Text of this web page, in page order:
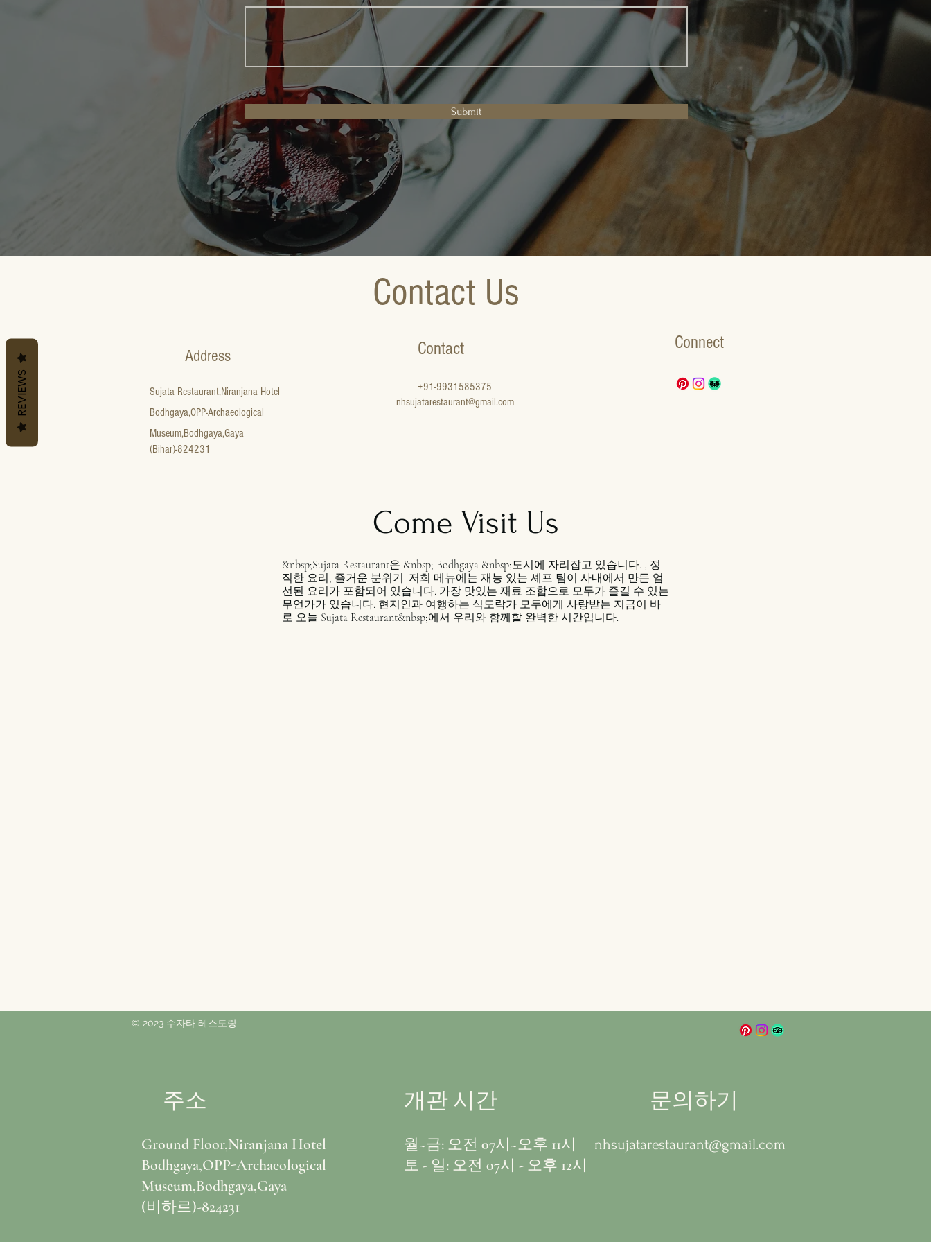
Submit
Contact Us
Address
Sujata Restaurant,Niranjana Hotel
Bodhgaya,OPP-Archaeological
Museum,Bodhgaya,Gaya
(Bihar)-824231
Contact
+91-9931585375
nhsujatarestaurant@gmail.com
Connect
Come Visit Us
&nbsp;Sujata Restaurant은 &nbsp; Bodhgaya &nbsp;도시에 자리잡고 있습니다. , 정
직한 요리, 즐거운 분위기. 저희 메뉴에는 재능 있는 셰프 팀이 사내에서 만든 엄
선된 요리가 포함되어 있습니다. 가장 맛있는 재료 조합으로 모두가 즐길 수 있는
무언가가 있습니다. 현지인과 여행하는 식도락가 모두에게 사랑받는 지금이 바
로 오늘 Sujata Restaurant&nbsp;에서 우리와 함께할 완벽한 시간입니다.
© 2023 수자타 레스토랑
주소
Ground Floor,Niranjana Hotel
Bodhgaya,OPP-Archaeological
Museum,Bodhgaya,Gaya
(비하르)-824231
개관 시간 문의하기
월~금: 오전 07시~오후 11시
​​토 - 일: 오전 07시 - 오후 12시
nhsujatarestaurant@gmail.com
REVIEWS